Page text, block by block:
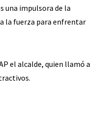
una impulsora de la
la fuerza para enfrentar
el alcalde, quien llamó a